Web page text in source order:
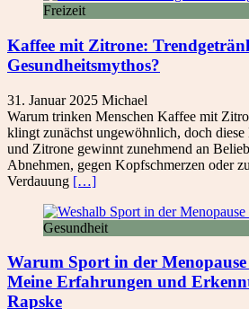
Freizeit
Kaffee mit Zitrone:
Gesundheitsmythos?
31. Januar 2025 Michael
Warum trinken Menschen Kaffee mit
klingt zunächst ungewöhnlich, doch
und Zitrone gewinnt zunehmend an
Abnehmen, gegen Kopfschmerzen oder
Verdauung […]
Gesundheit
Warum Sport in der
Meine Erfahrungen und
Rapske